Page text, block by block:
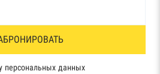
и знаков обслуживания
производства
персональных данных